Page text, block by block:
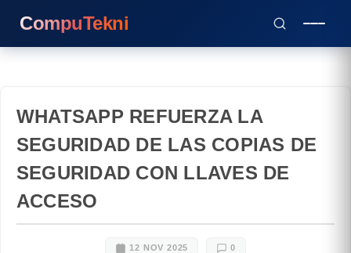
CompuTekni
WHATSAPP REFUERZA LA
SEGURIDAD DE LAS COPIAS DE
SEGURIDAD CON LLAVES DE
ACCESO
12 NOV 2025 0